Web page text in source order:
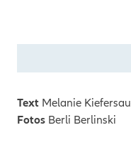
Text Melanie
Fotos Berli Berlinski